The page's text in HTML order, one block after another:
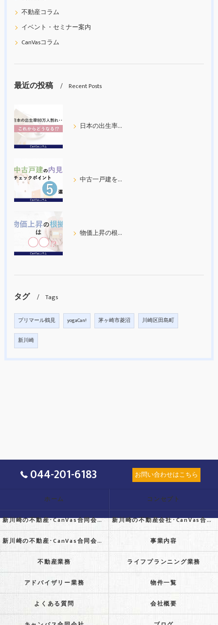
不動産コラム
イベント・セミナー案内
CanVasコラム
最近の投稿 Recent Posts
日本の出生率80万人割れ
中古一戸建を内見する際の５つのチェックポイント
物価上昇の根拠について考えてみた
タグ Tags
プリマール鶴見 yogaCan! 茅ヶ崎市菱沼 川崎区田島町
新川崎
044-201-6183 お問い合わせはこちら
ホーム コンセプト
新川崎の不動産･CanVas合同会社の口コミ情報 新川崎の不動産会社･CanVas合同会社の評判
新川崎の不動産･CanVas合同会社のお客様の声 事業内容
不動産業務 ライフプランニング業務
アドバイザリー業務 物件一覧
よくある質問 会社概要